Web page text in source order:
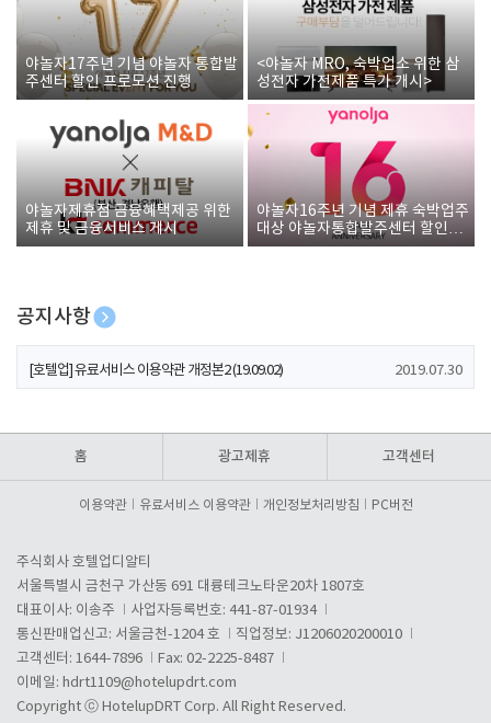
야놀자17주년 기념 야놀자 통합발
주센터 할인 프로모션 진행
<야놀자 MRO, 숙박업소 위한 삼
성전자 가전제품 특가 개시>
야놀자제휴점 금융혜택제공 위한
제휴 및 금융서비스 게시
야놀자16주년 기념 제휴 숙박업주
대상 야놀자통합발주센터 할인쿠
폰 증정
공지사항
[호텔업] 개인정보 처리방침 개정본1 (19.09.02)
[호텔업] 유료서비스 이용약관 개정본2 (19.09.02) 2019.07.30
홈 광고제휴 고객센터
이용약관 유료서비스 이용약관 개인정보처리방침 PC버전
주식회사 호텔업디알티
서울특별시 금천구 가산동 691 대륭테크노타운20차 1807호
대표이사: 이송주
사업자등록번호: 441-87-01934
통신판매업신고: 서울금천-1204 호
직업정보: J1206020200010
고객센터: 1644-7896
Fax: 02-2225-8487
이메일: hdrt1109@hotelupdrt.com
Copyright ⓒ HotelupDRT Corp. All Right Reserved.